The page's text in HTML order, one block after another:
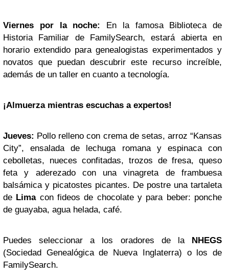
Viernes por la noche:
En la famosa Biblioteca de
Historia Familiar de FamilySearch, estará abierta en
horario extendido para genealogistas experimentados y
novatos que puedan descubrir este recurso increíble,
además de un taller en cuanto a tecnología.
¡Almuerza mientras escuchas a expertos!
Jueves: Pollo relleno con crema de setas, arroz “Kansas
City”, ensalada de lechuga romana y espinaca con
cebolletas, nueces confitadas, trozos de fresa, queso
feta y aderezado con una vinagreta de frambuesa
balsámica y picatostes picantes. De postre una tartaleta
de Limacon fideos de chocolate y para beber: ponche
de guayaba, agua helada, café.
Puedes seleccionar a los oradores de la NHEGS
(Sociedad Genealógica de Nueva Inglaterra) o los de
FamilySearch.